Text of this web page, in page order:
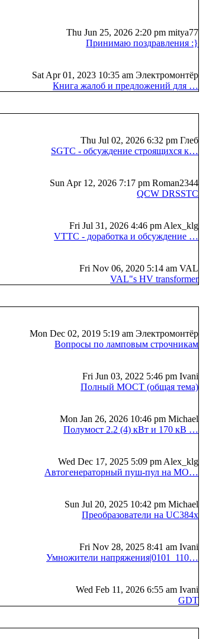
Thu Jun 25, 2026 2:20 pm mitya77
Принимаю поздравления :}
Sat Apr 01, 2023 10:35 am Электромонтёр
Книга жалоб и предложений для …
Thu Jul 02, 2026 6:32 pm Глеб
SGTC - обсуждение строящихся к…
Sun Apr 12, 2026 7:17 pm Roman2344
QCW DRSSTC
Fri Jul 31, 2026 4:46 pm Alex_klg
VTTC - доработка и обсуждение …
Fri Nov 06, 2020 5:14 am VAL
VAL"s HV transformer
Mon Dec 02, 2019 5:19 am Электромонтёр
Вопросы по ламповым строчникам
Fri Jun 03, 2022 5:46 pm Ivani
Полный МОСТ (общая тема)
Mon Jan 26, 2026 10:46 pm Michael
Полумост 2.2 (4) кВт и 170 кВ …
Wed Dec 17, 2025 5:09 pm Alex_klg
Автогенераторный пуш-пул на MO…
Sun Jul 20, 2025 10:42 pm Michael
Преобразователи на UC384x
Fri Nov 28, 2025 8:41 am Ivani
Умножители напряжения|0101_110…
Wed Feb 11, 2026 6:55 am Ivani
GDT